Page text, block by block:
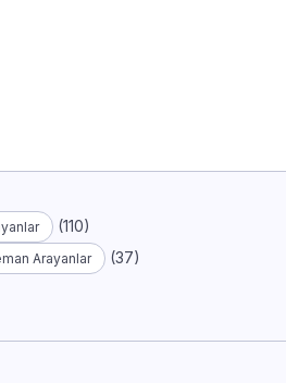
(110)
Arayanlar (37)